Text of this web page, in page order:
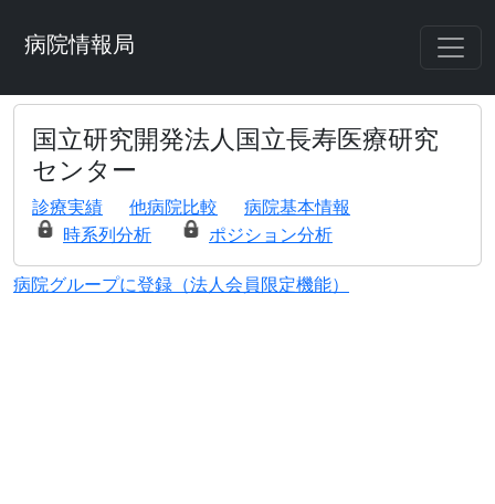
病院情報局
国立研究開発法人国立長寿医療研究
センター
診療実績 他病院比較
病院基本情報
時系列分析
ポジション分析
病院グループに登録（法人会員限定機能）